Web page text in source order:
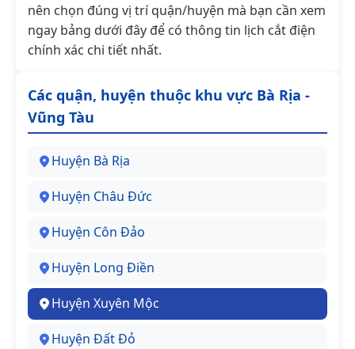
nên chọn đúng vị trí quận/huyện mà bạn cần xem
ngay bảng dưới đây để có thông tin lịch cắt điện
chính xác chi tiết nhất.
Các quận, huyện thuộc khu vực Bà Rịa -
Vũng Tàu
Huyện Bà Rịa
Huyện Châu Đức
Huyện Côn Đảo
Huyện Long Điền
Huyện Xuyên Mộc
Huyện Đất Đỏ